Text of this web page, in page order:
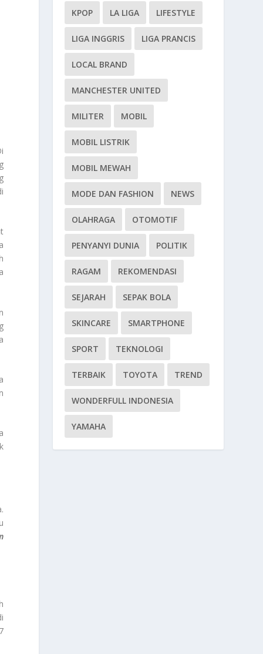
KPOP LA LIGA LIFESTYLE
LIGA INGGRIS LIGA PRANCIS
LOCAL BRAND
MANCHESTER UNITED
MILITER MOBIL
MOBIL LISTRIK
MOBIL MEWAH
MODE DAN FASHION NEWS
OLAHRAGA OTOMOTIF
PENYANYI DUNIA POLITIK
RAGAM REKOMENDASI
SEJARAH SEPAK BOLA
SKINCARE SMARTPHONE
SPORT TEKNOLOGI
TERBAIK TOYOTA TREND
WONDERFULL INDONESIA
YAMAHA